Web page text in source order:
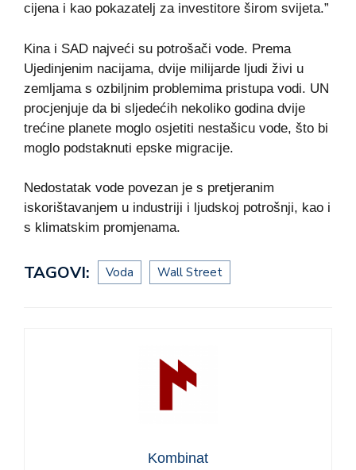
cijena i kao pokazatelj za investitore širom svijeta.”
Kina i SAD najveći su potrošači vode. Prema
Ujedinjenim nacijama, dvije milijarde ljudi živi u
zemljama s ozbiljnim problemima pristupa vodi. UN
procjenjuje da bi sljedećih nekoliko godina dvije
trećine planete moglo osjetiti nestašicu vode, što bi
moglo podstaknuti epske migracije.
Nedostatak vode povezan je s pretjeranim
iskorištavanjem u industriji i ljudskoj potrošnji, kao i
s klimatskim promjenama.
TAGOVI: Voda Wall Street
Kombinat